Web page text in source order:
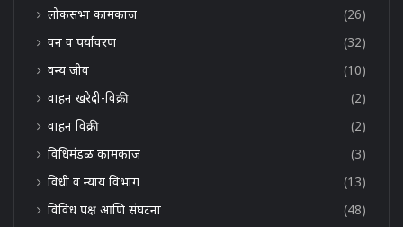
लोकसभा कामकाज
(26)
वन व पर्यावरण
(32)
वन्य जीव
(10)
वाहन खरेदी-विक्री
(2)
वाहन विक्री
(2)
विधिमंडळ कामकाज
(3)
विधी व न्याय विभाग
(13)
विविध पक्ष आणि संघटना
(48)